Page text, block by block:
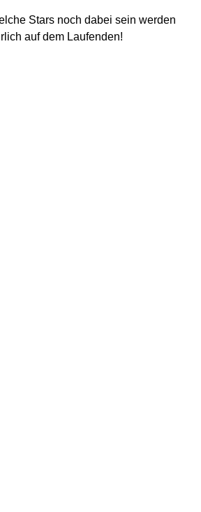
Stars noch dabei sein werden
auf dem Laufenden!